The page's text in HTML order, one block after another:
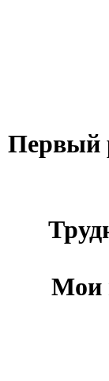
Первый
Мои